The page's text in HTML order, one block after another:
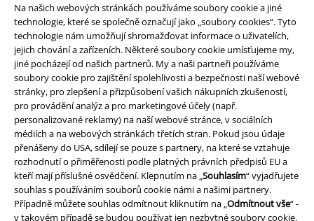
Na našich webových stránkách používáme soubory cookie a jiné
technologie, které se společně označují jako „soubory cookies“. Tyto
technologie nám umožňují shromažďovat informace o uživatelích,
jejich chování a zařízeních. Některé soubory cookie umísťujeme my,
jiné pocházejí od našich partnerů. My a naši partneři používáme
soubory cookie pro zajištění spolehlivosti a bezpečnosti naší webové
stránky, pro zlepšení a přizpůsobení vašich nákupních zkušeností,
pro provádění analýz a pro marketingové účely (např.
personalizované reklamy) na naší webové stránce, v sociálních
médiích a na webových stránkách třetích stran. Pokud jsou údaje
přenášeny do USA, sdílejí se pouze s partnery, na které se vztahuje
rozhodnutí o přiměřenosti podle platných právních předpisů EU a
kteří mají příslušné osvědčení. Klepnutím na „ Souhlasím“ vyjadřujete
souhlas s používáním souborů cookie námi a našimi partnery.
Případně můžete souhlas odmítnout kliknutím na „ Odmítnout vše“ -
v takovém případě se budou používat jen nezbytné soubory cookie.
Právní informace
Podmínky
Prohlášení
Ochrana osobních údajů